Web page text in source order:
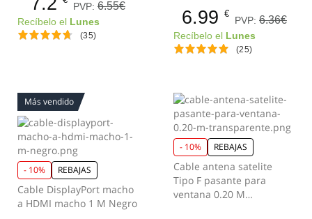
PVP: 6.55€
Recíbelo el Lunes
(35)
6.99 €
PVP: 6.36€
Recíbelo el Lunes
(25)
Más vendido
- 10% REBAJAS
Cable DisplayPort macho
a HDMI macho 1 M Negro
- 10% REBAJAS
Cable antena satelite
Tipo F pasante para
ventana 0.20 M